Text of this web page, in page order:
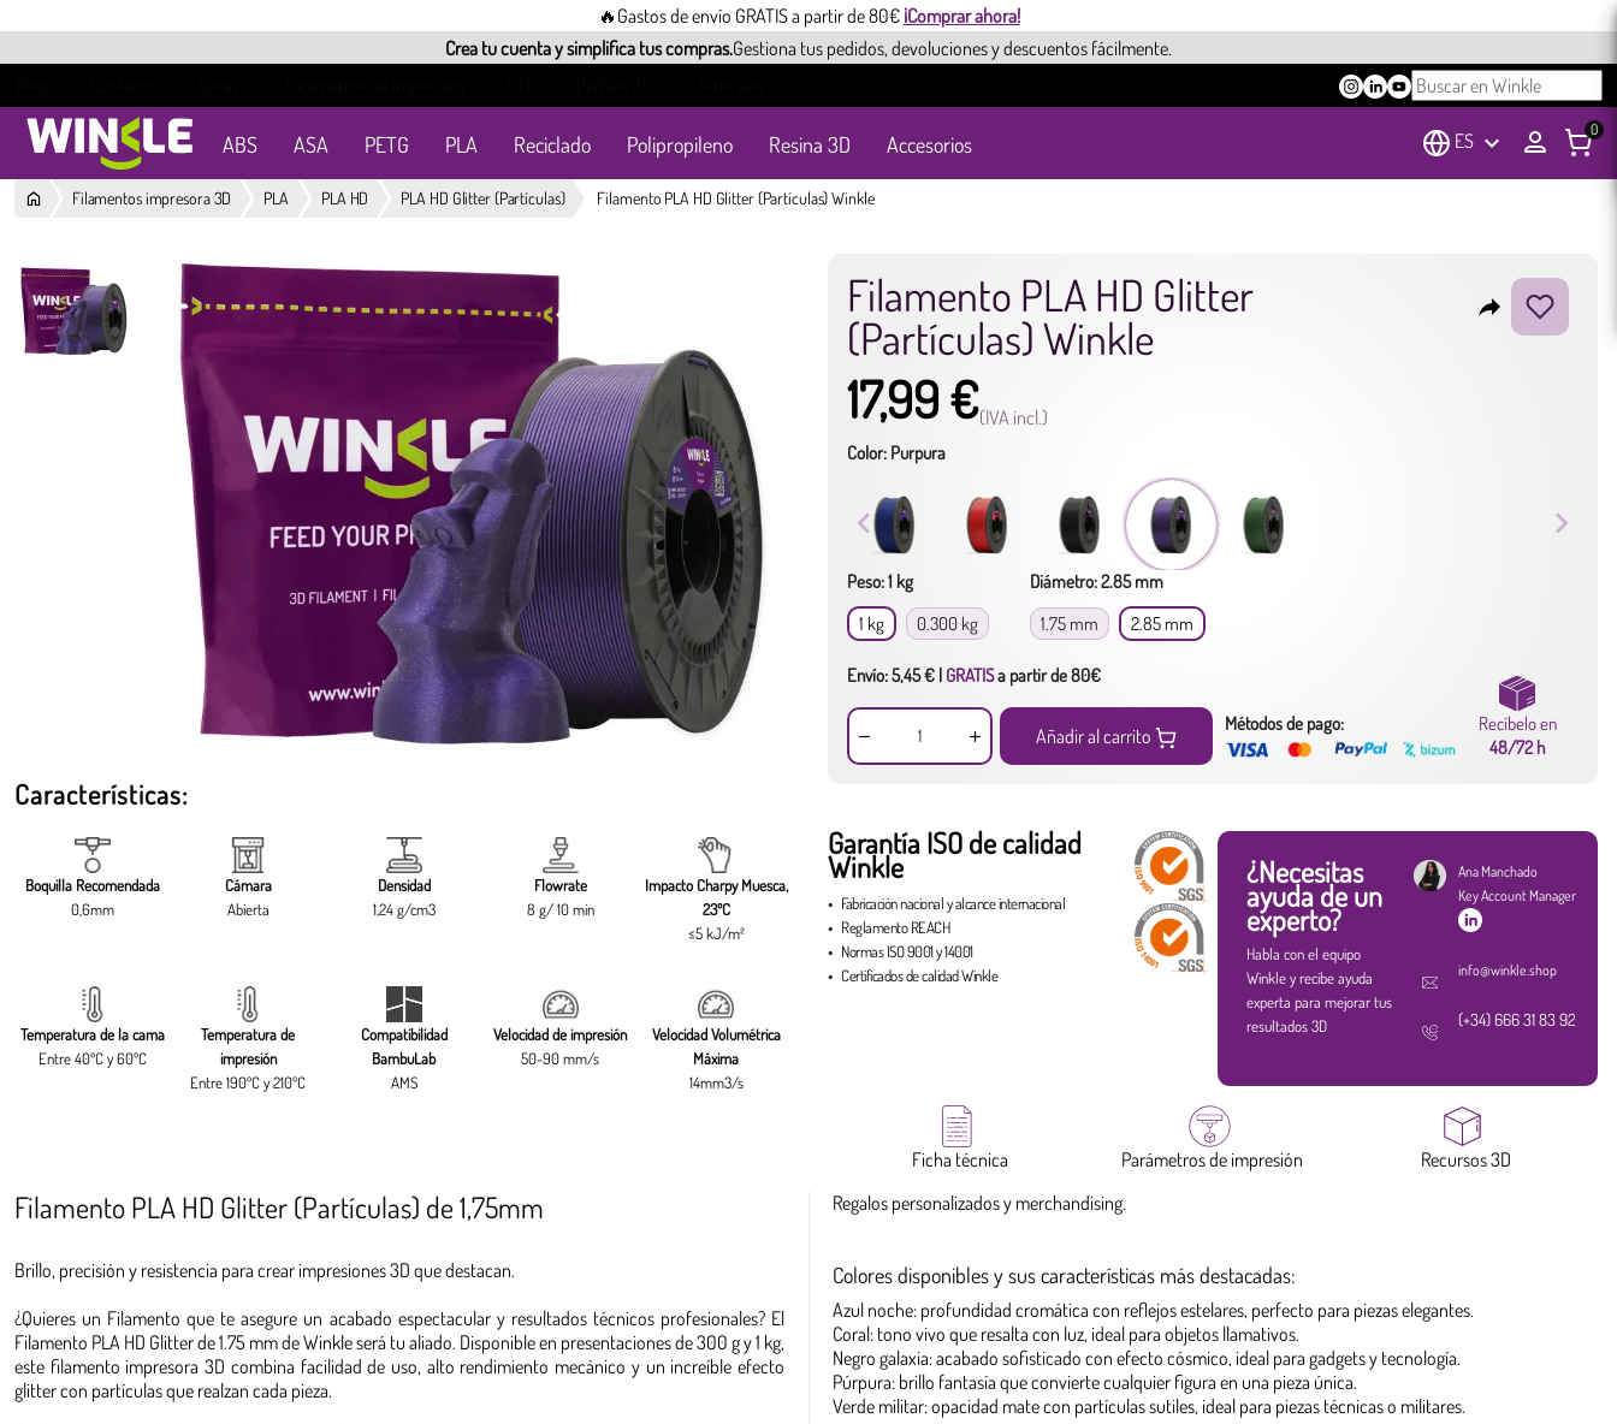
🔥Gastos de envío GRATIS a partir de 80€ ¡Comprar ahora!
Crea tu cuenta y simplifica tus compras.Gestiona tus pedidos, devoluciones y descuentos fácilmente.
ABS ASA PETG PLA Reciclado Polipropileno Resina 3D Accesorios ES keyboard_arrow_down 0
Filamentos impresora 3D PLA PLA HD PLA HD Glitter (Partículas) Filamento PLA HD Glitter (Partículas) Winkle
Filamento PLA HD Glitter
(Partículas) Winkle
reply
17,99 €(IVA incl.)
Color: Purpura
Peso: 1 kg
1 kg
0.300 kg
Diámetro: 2.85 mm
1.75 mm
2.85 mm
Envío: 5,45 € | GRATISa partir de 80€
Añadir al carrito
Métodos de pago:
Recíbelo en
48/72 h
Características:
Boquilla Recomendada
0,6mm
Cámara
Abierta
Densidad
1,24 g/cm3
Flowrate
8 g/ 10 min
Impacto Charpy Muesca,
23ºC
≤5 kJ/m²
Temperatura de la cama
Entre 40ºC y 60ºC
Temperatura de
impresión
Entre 190ºC y 210ºC
Compatibilidad
BambuLab
AMS
Velocidad de impresión
50-90 mm/s
Velocidad Volumétrica
Máxima
14mm3/s
Garantía ISO de calidad
Winkle
Fabricación nacionalyalcance internacional
ReglamentoREACH
NormasISO 9001y14001
Certificados de calidad Winkle
¿Necesitas
ayuda de un
experto?
Habla con el equipo
Winkle y recibe ayuda
experta para mejorar tus
resultados 3D
Ana Manchado
Key Account Manager
info@winkle.shop
(+34) 666 31 83 92
Ficha técnica Parámetros de impresión Recursos 3D
Filamento PLA HD Glitter (Partículas) de 1,75mm
Brillo, precisión y resistencia para crear impresiones 3D que destacan.
¿Quieres un Filamento que te asegure un acabado espectacular y resultados técnicos profesionales? El
Filamento PLA HD Glitter de 1.75 mm de Winkle será tu aliado. Disponible en presentaciones de 300 g y 1 kg,
este filamento impresora 3D combina facilidad de uso, alto rendimiento mecánico y un increíble efecto
glitter con partículas que realzan cada pieza.
Regalos personalizados y merchandising.
Colores disponibles y sus características más destacadas:
Azul noche: profundidad cromática con reflejos estelares, perfecto para piezas elegantes.
Coral: tono vivo que resalta con luz, ideal para objetos llamativos.
Negro galaxia: acabado sofisticado con efecto cósmico, ideal para gadgets y tecnología.
Púrpura: brillo fantasía que convierte cualquier figura en una pieza única.
Verde militar: opacidad mate con partículas sutiles, ideal para piezas técnicas o militares.